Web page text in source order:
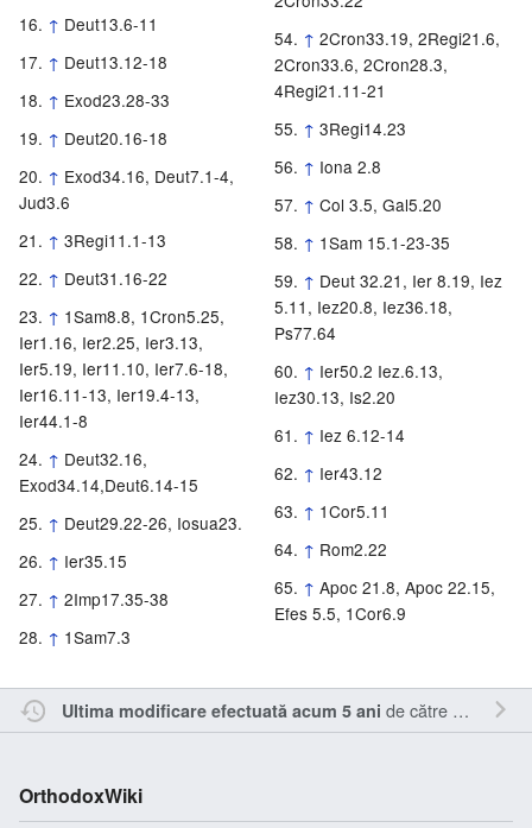
↑ Deut13.6-11
↑ Deut13.12-18
↑ Exod23.28-33
↑ Deut20.16-18
↑ Exod34.16, Deut7.1-4,
Jud3.6
↑ 3Regi11.1-13
↑ Deut31.16-22
↑ 1Sam8.8, 1Cron5.25,
Ier1.16, Ier2.25, Ier3.13,
Ier5.19, Ier11.10, Ier7.6-18,
Ier16.11-13, Ier19.4-13,
Ier44.1-8
↑ Deut32.16,
Exod34.14,Deut6.14-15
↑ Deut29.22-26, Iosua23.
↑ Ier35.15
↑ 2Imp17.35-38
↑ 1Sam7.3
↑ 2Cron33.19, 2Regi21.6,
2Cron33.6, 2Cron28.3,
4Regi21.11-21
↑ 3Regi14.23
↑ Iona 2.8
↑ Col 3.5, Gal5.20
↑ 1Sam 15.1-23-35
↑ Deut 32.21, Ier 8.19, Iez
5.11, Iez20.8, Iez36.18,
Ps77.64
↑ Ier50.2 Iez.6.13,
Iez30.13, Is2.20
↑ Iez 6.12-14
↑ Ier43.12
↑ 1Cor5.11
↑ Rom2.22
↑ Apoc 21.8, Apoc 22.15,
Efes 5.5, 1Cor6.9
Ultima modificare efectuată acum 5 ani de către
OrthodoxWiki